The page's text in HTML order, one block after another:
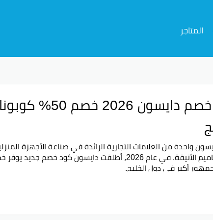
المتاجر
واحدة من العلامات التجارية الرائدة في صناعة الأجهزة
أكبر في دول الخليج.
عروض التسوق الإلكتروني معكود خصم دايسون 2026